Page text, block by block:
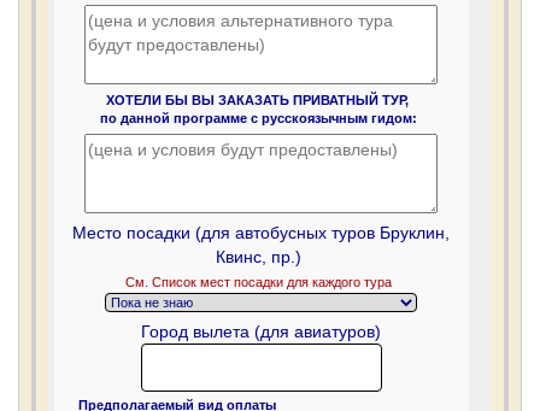
ХОТЕЛИ БЫ ВЫ ЗАКАЗАТЬ ПРИВАТНЫЙ ТУР,
по данной программе с русскоязычным гидом:
Место посадки (для автобусных туров Бруклин,
Квинс, пр.)
Cм. Список мест посадки для каждого тура
Город вылета (для авиатуров)
Предполагаемый вид оплаты